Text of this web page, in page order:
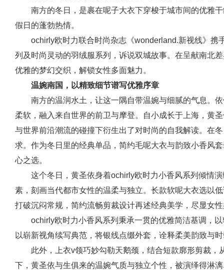
南方的冬日，是裹在呢子大衣下穿梭于城市间的优雅
假日的蓬勃热情。
ochirly欧时力联合时尚杂志《wonderland.新视线》携
列及时尚灵动的羽绒服系列，诉说双城故事。在呈献南北
优雅的梦幻交织，解锁女性多面魅力。
温婉南国，以精致细节谱写优雅序章
南方的温润水土，让这一隅自带温婉与细腻的气息。
柔软，融入来自世界的前卫与摩登。自小成长于上海，黄
与世界前沿潮流的碰撞下衍生出了对时尚的自我解读。在
求。作为冬日里的经典单品，简约毛呢大衣与韵致小香风
心之选。
这个冬日，黄圣依身着ochirly欧时力小香风系列倾情
素，刻画当代都市女性的温柔与独立。长款软呢大衣选以
打破沉闷常规，简约流畅剪裁设计再述经典美学，尽显女
ochirly欧时力小香风系列秉承一贯的优雅简洁基调，
以崭新视角续写典范，将银线点缀外套，诠释柔美韵致与
此外，上衣v领巧妙勾勒天鹅颈，结合短款廓形剪裁
下，黄圣依与生俱来的温婉气质与独立个性，被演绎得淋